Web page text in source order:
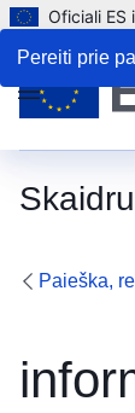
Pereiti prie
Oficiali ES
Menu
Paieška,